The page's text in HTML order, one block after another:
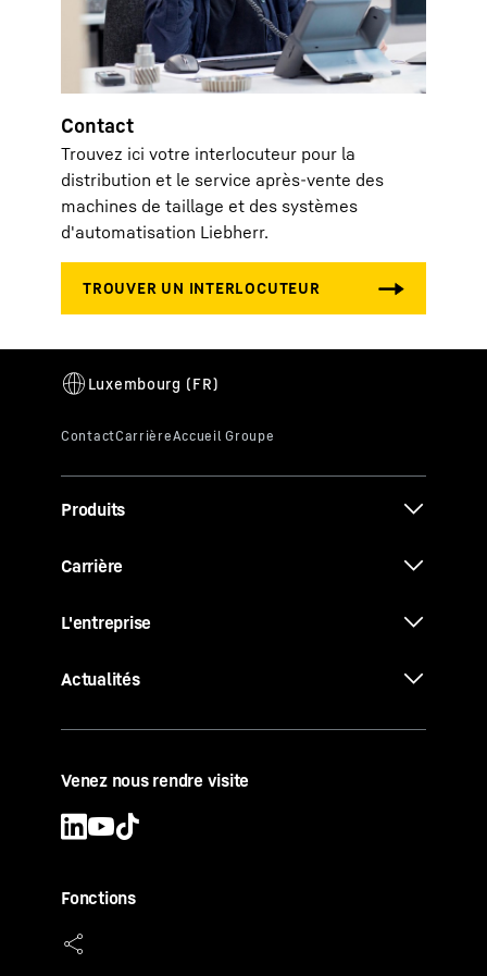
Contact
Trouvez ici votre interlocuteur pour la
distribution et le service après-vente des
machines de taillage et des systèmes
d'automatisation Liebherr.
Produits
Carrière
L'entreprise
Actualités
Venez nous rendre visite
Fonctions